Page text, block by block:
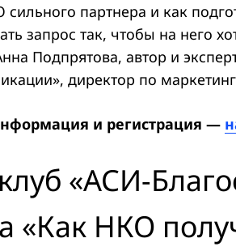
сильного партнера и как
запрос так, чтобы на него
Подпрятова, автор и
директор по
и регистрация —
«АСИ-
«Как НКО